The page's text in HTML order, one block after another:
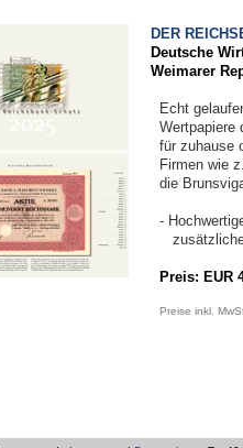
DER
Deutsche
Weimarer
Echt
Wertpapiere
für zuhause
Firmen wie
die
-
Preis: EUR
Preise inkl.